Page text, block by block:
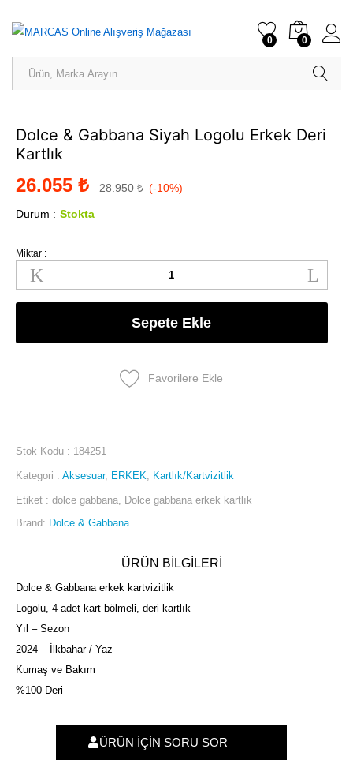
0 0
Dolce & Gabbana Siyah Logolu Erkek Deri
Kartlık
26.055 ₺ 28.950₺ (-10%)
Durum : Stokta
Miktar :
Sepete Ekle
Favorilere Ekle
Stok Kodu : 184251
Kategori : Aksesuar, ERKEK, Kartlık/Kartvizitlik
Etiket : dolce gabbana, Dolce gabbana erkek kartlık
Brand: Dolce & Gabbana
ÜRÜN BİLGİLERİ
Dolce & Gabbana erkek kartvizitlik
Logolu, 4 adet kart bölmeli, deri kartlık
Yıl – Sezon
2024 – İlkbahar / Yaz
Kumaş ve Bakım
%100 Deri
ÜRÜN İÇİN SORU SOR